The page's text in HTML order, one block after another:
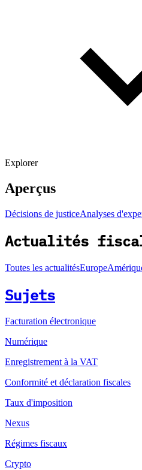
Explorer
Aperçus
Décisions de justiceAnalyses
Actualités
Toutes les actualitésEurope
Sujets
Facturation électronique
Numérique
Enregistrement à la VAT
Conformité et déclaration fiscales
Taux d'imposition
Nexus
Régimes fiscaux
Crypto